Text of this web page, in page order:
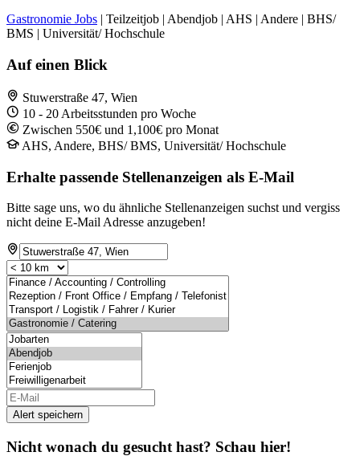
Gastronomie Jobs | Teilzeitjob | Abendjob | AHS | Andere | BHS/
BMS | Universität/ Hochschule
Auf einen Blick
Stuwerstraße 47, Wien
10 - 20 Arbeitsstunden pro Woche
Zwischen 550€ und 1,100€ pro Monat
AHS, Andere, BHS/ BMS, Universität/ Hochschule
Erhalte passende Stellenanzeigen als E-Mail
Bitte sage uns, wo du ähnliche Stellenanzeigen suchst und vergiss
nicht deine E-Mail Adresse anzugeben!
Alert speichern
Nicht wonach du gesucht hast? Schau hier!